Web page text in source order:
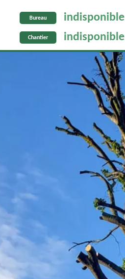
Bureau indisponible
Chantier indisponible